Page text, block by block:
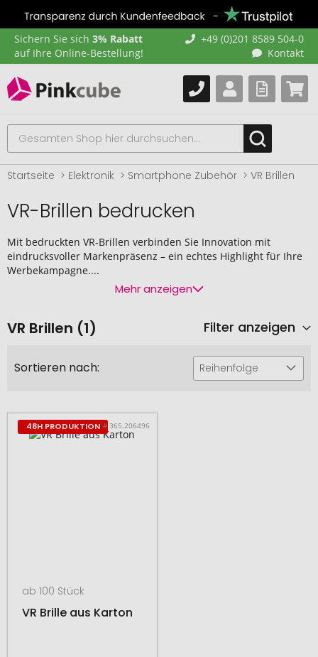
Sichern Sie sich 3% Rabatt
auf Ihre Online-Bestellung!
+49 (0)201 8589 504-0
Kontakt
Startseite Elektronik Smartphone Zubehör VR Brillen
VR-Brillen bedrucken
Mit bedruckten VR-Brillen verbinden Sie Innovation mit
eindrucksvoller Markenpräsenz – ein echtes Highlight für Ihre
Werbekampagne....
Mehr anzeigen
VR Brillen (1) Filter anzeigen
Sortieren nach: Reihenfolge
48H PRODUKTION # 365.206496
ab 100 Stück
VR Brille aus Karton